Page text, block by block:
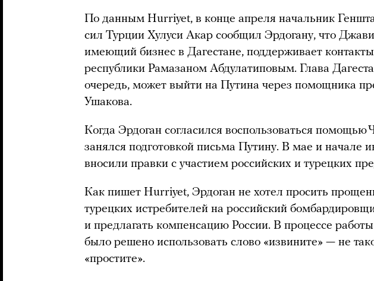
По данным Hurriyet, в конце апреля начальник
сил Турции Хулуси Акар сообщил Эрдогану, что
имеющий бизнес в Дагестане, поддерживает контакты
республики Рамазаном Абдулатиповым. Глава
очередь, может выйти на Путина через помощника
Ушакова.
Когда Эрдоган согласился воспользоваться помощью
занялся подготовкой письма Путину. В мае и начале
вносили правки с участием российских и турецких
Как пишет Hurriyet, Эрдоган не хотел просить
турецких истребителей на российский
и предлагать компенсацию России. В процессе
было решено использовать слово «извините» — не
«простите».